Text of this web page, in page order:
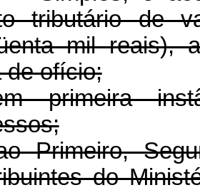
tributário de
mil reais),
de ofício;
primeira
Primeiro,
do